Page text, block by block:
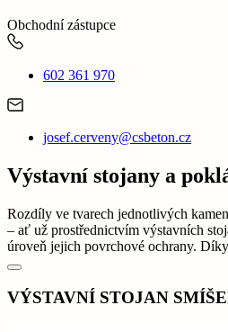
Obchodní zástupce
602 361 970
josef.cerveny@csbeton.cz
Výstavní stojany a
Rozdíly ve tvarech jednotlivých
– ať už prostřednictvím výstavních
úroveň jejich povrchové ochrany.
VÝSTAVNÍ STOJAN